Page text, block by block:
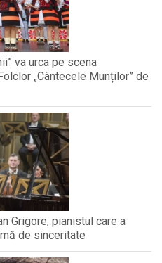
va urca pe scena
„Cântecele Munților” de
Grigore, pianistul care a
de sinceritate